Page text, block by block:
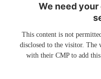
We need
This content is not
disclosed to the visitor. The
with their CMP to add